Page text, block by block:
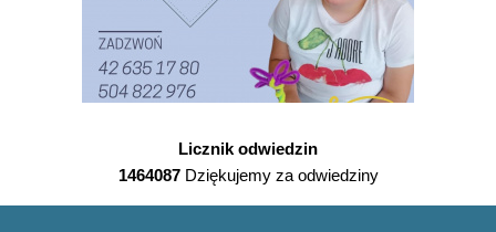
Licznik odwiedzin
1464087Dziękujemy za odwiedziny